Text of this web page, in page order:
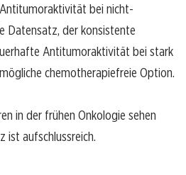
bei nicht-
Datensatz, der konsistente
Antitumoraktivität bei stark
chemotherapiefreie Option.
in der frühen Onkologie sehen
ist aufschlussreich.